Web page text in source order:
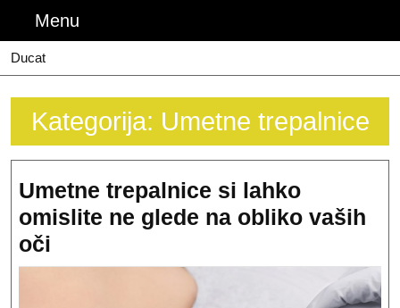
content
Menu
Ducat
Kategorija: Umetne trepalnice
Umetne trepalnice si lahko
omislite ne glede na obliko vaših
oči
trepalnice